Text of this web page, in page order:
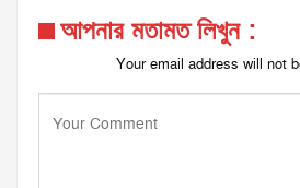
আপনার মতামত লিখুন :
Your email address will not